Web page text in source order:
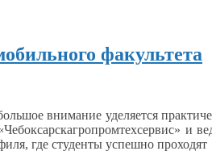
факультета
внимание уделяется
и
где студенты успешно проходят